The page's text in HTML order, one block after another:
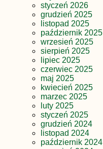
styczeń 2026
grudzień 2025
listopad 2025
październik 2025
wrzesień 2025
sierpień 2025
lipiec 2025
czerwiec 2025
maj 2025
kwiecień 2025
marzec 2025
luty 2025
styczeń 2025
grudzień 2024
listopad 2024
październik 2024